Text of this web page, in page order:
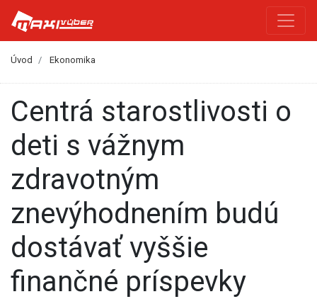
Úvod Ekonomika
Centrá starostlivosti o
deti s vážnym
zdravotným
znevýhodnením budú
dostávať vyššie
finančné príspevky